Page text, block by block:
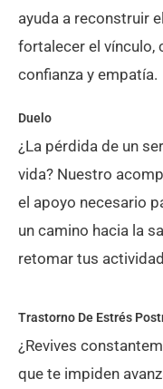
ayuda a reconstruir
fortalecer el vínculo,
confianza y empatía.
Duelo
¿La pérdida de un
vida? Nuestro
el apoyo necesario
un camino hacia la
retomar tus
Trastorno De Estrés
¿Revives
que te impiden